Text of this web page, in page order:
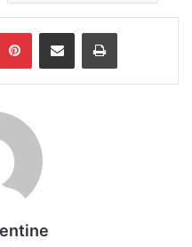
PinterestShare via Email Print